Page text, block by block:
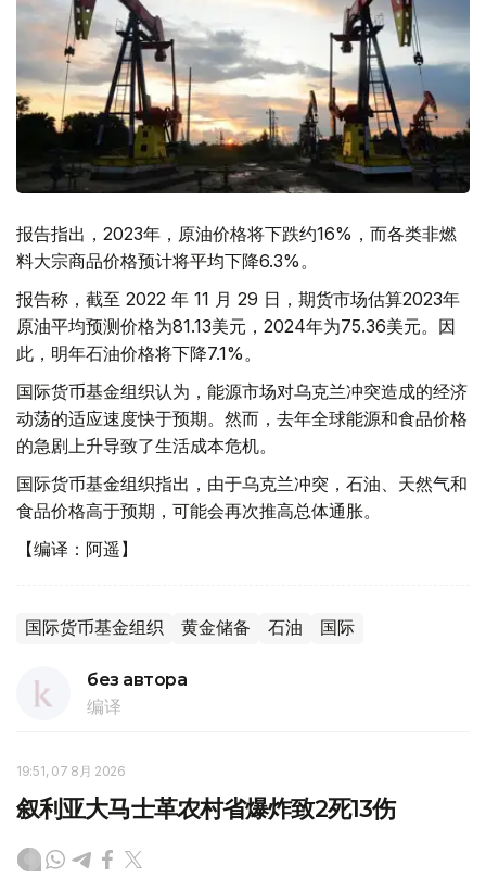
报告指出，2023年，原油价格将下跌约16%，而各类非燃
料大宗商品价格预计将平均下降6.3%。
报告称，截至 2022 年 11 月 29 日，期货市场估算2023年
原油平均预测价格为81.13美元，2024年为75.36美元。因
此，明年石油价格将下降7.1%。
国际货币基金组织认为，能源市场对乌克兰冲突造成的经济
动荡的适应速度快于预期。然而，去年全球能源和食品价格
的急剧上升导致了生活成本危机。
国际货币基金组织指出，由于乌克兰冲突，石油、天然气和
食品价格高于预期，可能会再次推高总体通胀。
【编译：阿遥】
国际货币基金组织 黄金储备 石油 国际
без автора
编译
19:51, 07 8月 2026
叙利亚大马士革农村省爆炸致2死13伤